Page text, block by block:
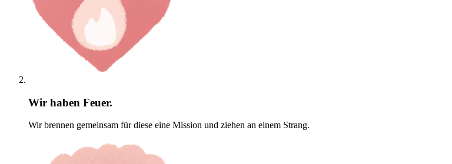
Wir haben Feuer.
Wir brennen gemeinsam für diese eine Mission und ziehen an einem Strang.